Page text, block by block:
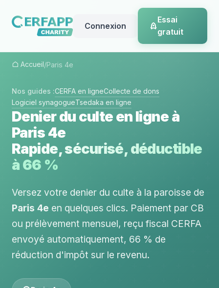
Connexion
Essai
gratuit
Accueil/Paris 4e
Nos guides :CERFA en ligneCollecte de dons
Logiciel synagogueTsedaka en ligne
Denier du culte en ligne à
Paris 4e
Rapide, sécurisé, déductible
à 66 %
Versez votre denier du culte à la paroisse de
Paris 4e en quelques clics. Paiement par CB
ou prélèvement mensuel, reçu fiscal CERFA
envoyé automatiquement, 66 % de
réduction d'impôt sur le revenu.